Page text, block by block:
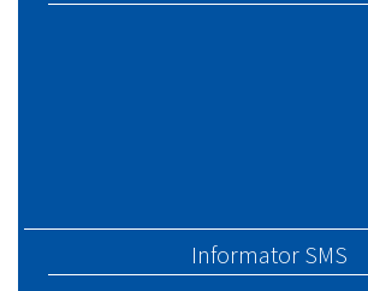
Informator SMS